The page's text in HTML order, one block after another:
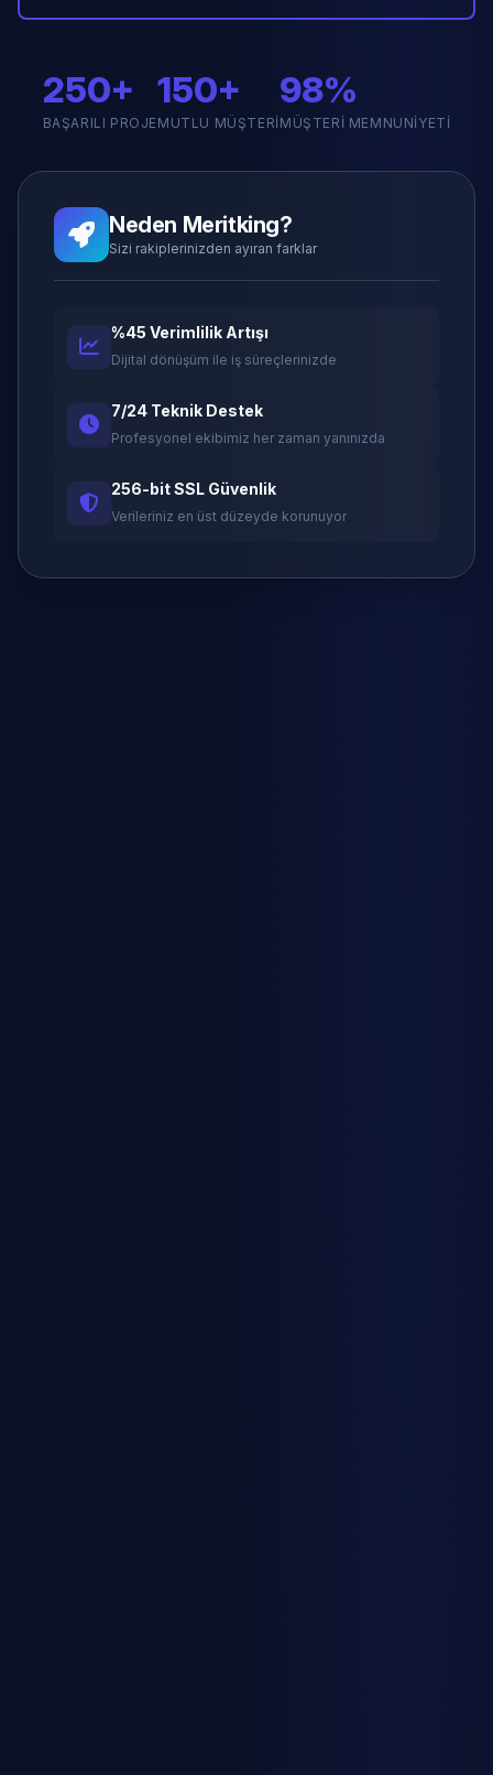
250+
BAŞARILI PROJE
150+
MUTLU MÜŞTERI
98%
MÜŞTERI MEMNUNIYETI
Neden Meritking?
Sizi rakiplerinizden ayıran farklar
%45 Verimlilik Artışı
Dijital dönüşüm ile iş süreçlerinizde
7/24 Teknik Destek
Profesyonel ekibimiz her zaman yanınızda
256-bit SSL Güvenlik
Verileriniz en üst düzeyde korunuyor